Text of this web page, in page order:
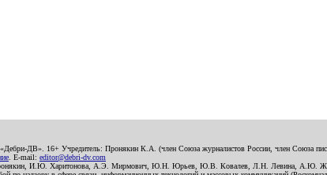
«Дебри-ДВ». 16+ Учредитель: Пронякин К.А. (член Союза журналистов России, член Союза
. E-mail: editor@debri-dv.com
Пронякин, И.Ю. Харитонова, А.Э. Мирмович, Ю.Н. Юрьев, Ю.В. Ковалев, Л.Н. Левина,